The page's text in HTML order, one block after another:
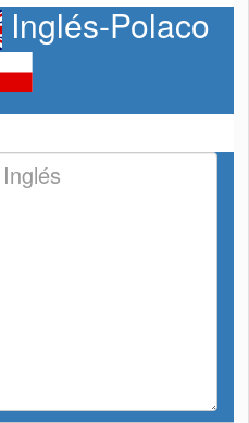
Inglés-Polaco